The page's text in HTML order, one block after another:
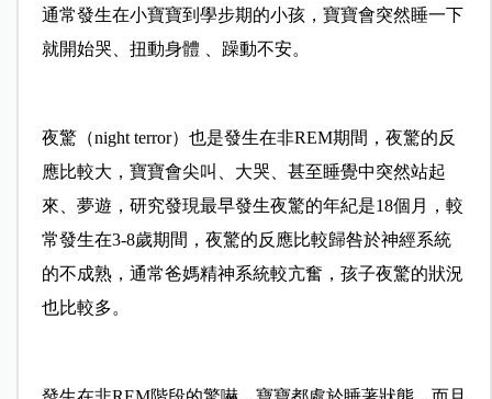
通常發生在小寶寶到學步期的小孩，寶寶會突然睡一下
就開始哭、扭動身體 、躁動不安。
夜驚（night terror）也是發生在非REM期間，夜驚的反
應比較大，寶寶會尖叫、大哭、甚至睡覺中突然站起
來、夢遊，研究發現最早發生夜驚的年紀是18個月，較
常發生在3-8歲期間，夜驚的反應比較歸咎於神經系統
的不成熟，通常爸媽精神系統較亢奮，孩子夜驚的狀況
也比較多。